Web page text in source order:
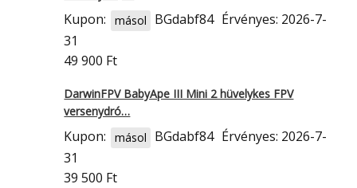
Kupon: másol BGdabf84 Érvényes: 2026-7-
31
49 900 Ft
DarwinFPV BabyApe III Mini 2 hüvelykes FPV
versenydró…
Kupon: másol BGdabf84 Érvényes: 2026-7-
31
39 500 Ft